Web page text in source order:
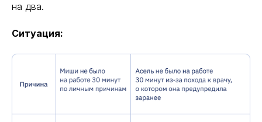
на два.
Ситуация: